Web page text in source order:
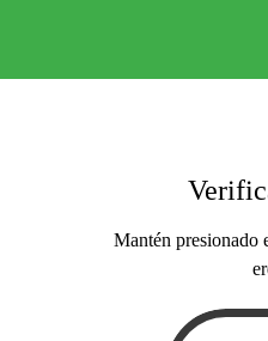
Mantén presionado